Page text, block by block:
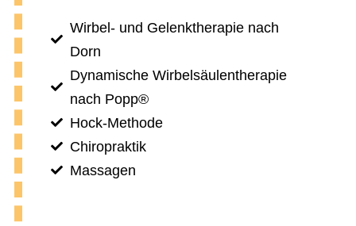
Wirbel- und Gelenktherapie nach
Dorn
Dynamische Wirbelsäulentherapie
nach Popp®
Hock-Methode
Chiropraktik
Massagen